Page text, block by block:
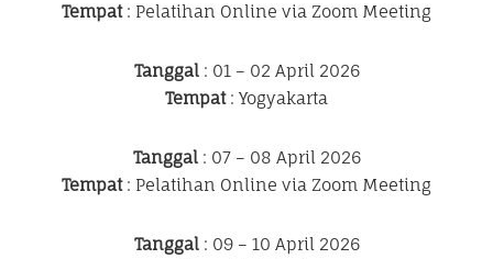
Tempat: Pelatihan Online via Zoom Meeting
Tanggal: 01 – 02 April 2026
Tempat: Yogyakarta
Tanggal: 07 – 08 April 2026
Tempat: Pelatihan Online via Zoom Meeting
Tanggal: 09 – 10 April 2026